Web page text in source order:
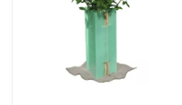
Visita alla fabbrica